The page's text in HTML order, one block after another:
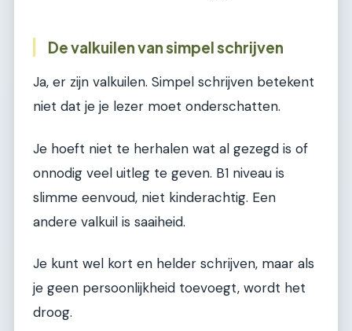
De valkuilen van simpel schrijven
Ja, er zijn valkuilen. Simpel schrijven betekent
niet dat je je lezer moet onderschatten.
Je hoeft niet te herhalen wat al gezegd is of
onnodig veel uitleg te geven. B1 niveau is
slimme eenvoud, niet kinderachtig. Een
andere valkuil is saaiheid.
Je kunt wel kort en helder schrijven, maar als
je geen persoonlijkheid toevoegt, wordt het
droog.